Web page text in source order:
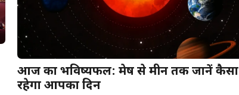
आज का भविष्यफल: मेष से मीन तक जानें कैसा
रहेगा आपका दिन